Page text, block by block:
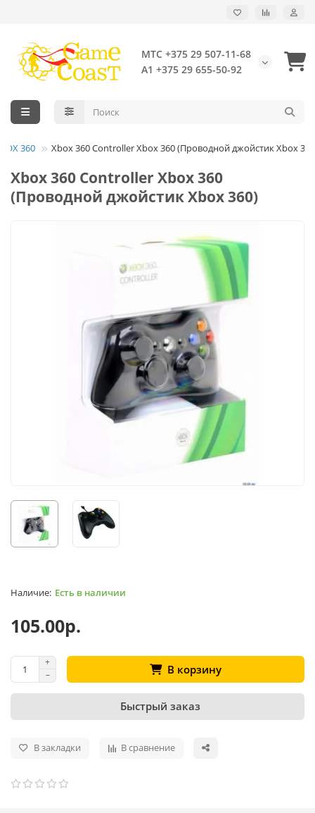
МТС +375 29 507-11-68
А1 +375 29 655-50-92
360 Xbox 360 Controller Xbox 360 (Проводной джойстик Xbox
Xbox 360 Controller Xbox 360
(Проводной джойстик Xbox 360)
Есть в наличии
105.00р.
В корзину
Быстрый заказ
В закладки В сравнение